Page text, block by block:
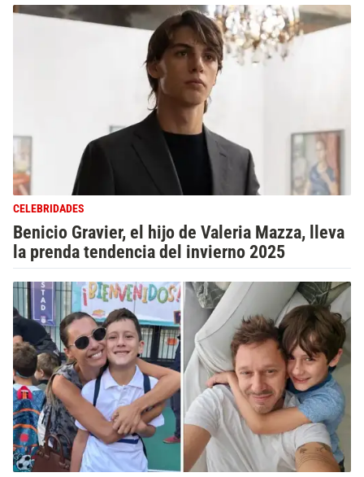
CELEBRIDADES
Benicio Gravier, el hijo de Valeria Mazza, lleva
la prenda tendencia del invierno 2025